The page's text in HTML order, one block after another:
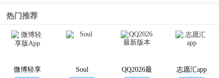
热门推荐
微博轻享
Soul
QQ2026最
志愿汇app